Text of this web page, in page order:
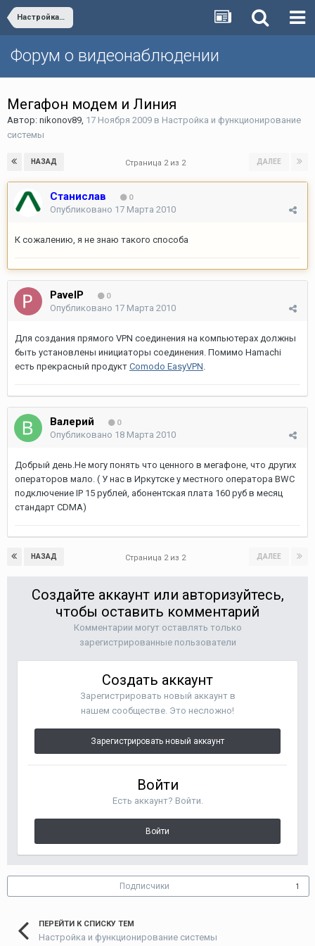
Настройка и функционирование системы
Форум о видеонаблюдении
Мегафон модем и Линия
Автор: nikonov89, 17 Ноября 2009 в Настройка и функционирование
системы
НАЗАД ДАЛЕЕ
Страница 2 из 2
Станислав 0
Опубликовано 17 Марта 2010
К сожалению, я не знаю такого способа
PavelP 0
Опубликовано 17 Марта 2010
Для создания прямого VPN соединения на компьютерах должны
быть установлены инициаторы соединения. Помимо Hamachi
есть прекрасный продукт Comodo EasyVPN.
Валерий 0
Опубликовано 18 Марта 2010
Добрый день.Не могу понять что ценного в мегафоне, что других
операторов мало. ( У нас в Иркутске у местного оператора BWC
подключение IP 15 рублей, абонентская плата 160 руб в месяц
стандарт CDMA)
НАЗАД ДАЛЕЕ
Страница 2 из 2
Создайте аккаунт или авторизуйтесь,
чтобы оставить комментарий
Комментарии могут оставлять только
зарегистрированные пользователи
Создать аккаунт
Зарегистрировать новый аккаунт в
нашем сообществе. Это несложно!
Зарегистрировать новый аккаунт
Войти
Есть аккаунт? Войти.
Войти
Подписчики 1
ПЕРЕЙТИ К СПИСКУ ТЕМ
Настройка и функционирование системы